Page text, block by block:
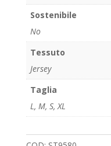
Sostenibile
No
Tessuto
Jersey
Taglia
L , M, S, XL